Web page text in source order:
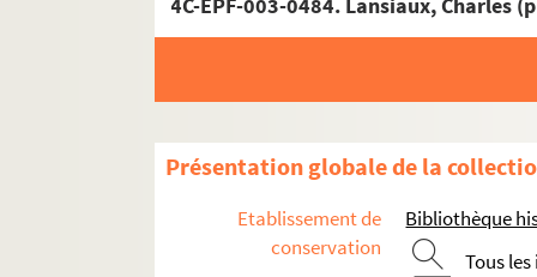
Présentation globale de la
Etablissement de
conservation
Bibliothèque
Tous